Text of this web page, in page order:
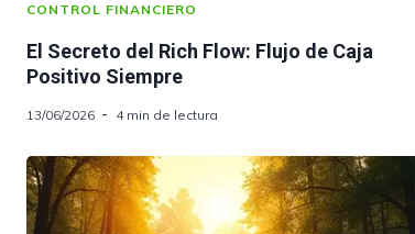
CONTROL FINANCIERO
El Secreto del Rich Flow: Flujo de Caja
Positivo Siempre
13/06/2026 4 min de lectura